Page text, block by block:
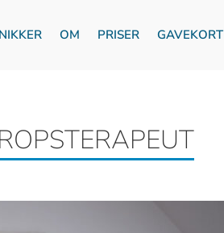
OM PRISER GAVEKORT